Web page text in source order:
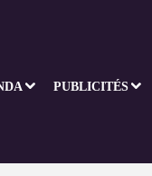
PUBLICITÉS